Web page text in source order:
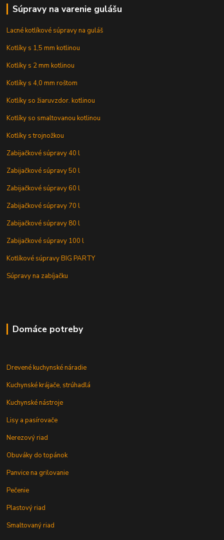
Súpravy na varenie gulášu
Lacné kotlíkové súpravy na guláš
Kotlíky s 1,5 mm kotlinou
Kotlíky s 2 mm kotlinou
Kotlíky s 4,0 mm roštom
Kotlíky so žiaruvzdor. kotlinou
Kotlíky so smaltovanou kotlinou
Kotlíky s trojnožkou
Zabijačkové súpravy 40 l
Zabijačkové súpravy 50 l
Zabijačkové súpravy 60 l
Zabijačkové súpravy 70 l
Zabijačkové súpravy 80 l
Zabijačkové súpravy 100 l
Kotlíkové súpravy BIG PARTY
Súpravy na zabíjačku
Domáce potreby
Drevené kuchynské náradie
Kuchynské krájače, strúhadlá
Kuchynské nástroje
Lisy a pasírovače
Nerezový riad
Obuváky do topánok
Panvice na grilovanie
Pečenie
Plastový riad
Smaltovaný riad